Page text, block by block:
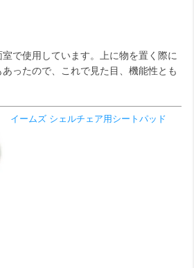
で使用しています。上に物を置く際に
ったので、これで見た目、機能性とも
イームズ シェルチェア用シートパッド